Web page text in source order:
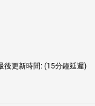
後更新時間: (15分鐘延遲)